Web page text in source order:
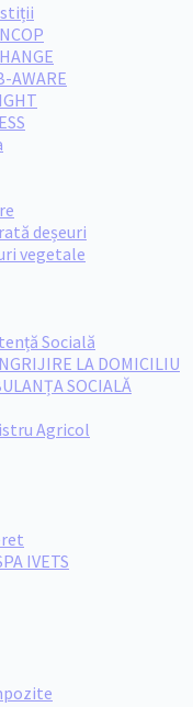
AWARE
deșeuri
vegetale
Socială
LA DOMICILIU
SOCIALĂ
Agricol
IVETS